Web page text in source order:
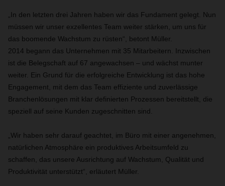
„In den letzten drei Jahren haben wir das Fundament gelegt. Nun
müssen wir unser exzellentes Team weiter stärken, um uns für
das boomende Wachstum zu rüsten“, betont Müller.
2014 begann das Unternehmen mit 35 Mitarbeitern. Inzwischen
ist die Belegschaft auf 67 angewachsen – und wächst munter
weiter. Ein Grund für die erfolgreiche Entwicklung ist das hohe
Engagement, mit dem das Team effiziente und zuverlässige
Branchenlösungen mit klar definierten Prozessen bereitstellt, die
speziell auf seine Kunden zugeschnitten sind.
„Wir haben sehr darauf geachtet, im Büro mit einer angenehmen,
natürlichen Atmosphäre ein produktives Arbeitsumfeld zu
schaffen, das unsere Ausrichtung auf Wachstum, Qualität und
Produktivität unterstützt“, erläutert Müller.